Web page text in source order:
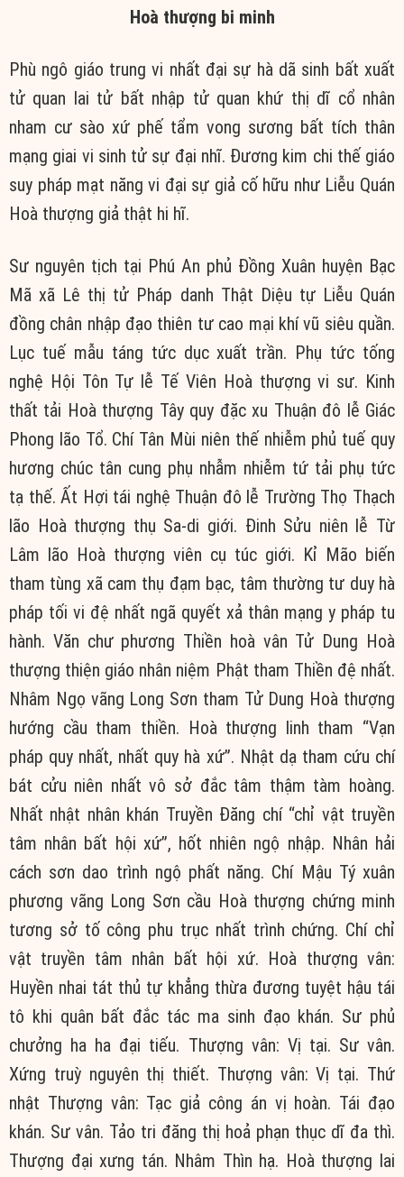
Hoà thượng bi minh
Phù ngô giáo trung vi nhất đại sự hà dã sinh bất xuất
tử quan lai tử bất nhập tử quan khứ thị dĩ cổ nhân
nham cư sào xứ phế tẩm vong sương bất tích thân
mạng giai vi sinh tử sự đại nhĩ. Đương kim chi thế giáo
suy pháp mạt năng vi đại sự giả cố hữu như Liễu Quán
Hoà thượng giả thật hi hĩ.
Sư nguyên tịch tại Phú An phủ Đồng Xuân huyện Bạc
Mã xã Lê thị tử Pháp danh Thật Diệu tự Liễu Quán
đồng chân nhập đạo thiên tư cao mại khí vũ siêu quần.
Lục tuế mẫu táng tức dục xuất trần. Phụ tức tống
nghệ Hội Tôn Tự lễ Tế Viên Hoà thượng vi sư. Kinh
thất tải Hoà thượng Tây quy đặc xu Thuận đô lễ Giác
Phong lão Tổ. Chí Tân Mùi niên thế nhiễm phủ tuế quy
hương chúc tân cung phụ nhẫm nhiễm tứ tải phụ tức
tạ thế. Ất Hợi tái nghệ Thuận đô lễ Trường Thọ Thạch
lão Hoà thượng thụ Sa-di giới. Đinh Sửu niên lễ Từ
Lâm lão Hoà thượng viên cụ túc giới. Kỉ Mão biến
tham tùng xã cam thụ đạm bạc, tâm thường tư duy hà
pháp tối vi đệ nhất ngã quyết xả thân mạng y pháp tu
hành. Văn chư phương Thiền hoà vân Tử Dung Hoà
thượng thiện giáo nhân niệm Phật tham Thiền đệ nhất.
Nhâm Ngọ vãng Long Sơn tham Tử Dung Hoà thượng
hướng cầu tham thiền. Hoà thượng linh tham “Vạn
pháp quy nhất, nhất quy hà xứ”. Nhật dạ tham cứu chí
bát cửu niên nhất vô sở đắc tâm thậm tàm hoàng.
Nhất nhật nhân khán Truyền Đăng chí “chỉ vật truyền
tâm nhân bất hội xứ”, hốt nhiên ngộ nhập. Nhân hải
cách sơn dao trình ngộ phất năng. Chí Mậu Tý xuân
phương vãng Long Sơn cầu Hoà thượng chứng minh
tương sở tố công phu trục nhất trình chứng. Chí chỉ
vật truyền tâm nhân bất hội xứ. Hoà thượng vân:
Huyền nhai tát thủ tự khẳng thừa đương tuyệt hậu tái
tô khi quân bất đắc tác ma sinh đạo khán. Sư phủ
chưởng ha ha đại tiếu. Thượng vân: Vị tại. Sư vân.
Xứng truỳ nguyên thị thiết. Thượng vân: Vị tại. Thứ
nhật Thượng vân: Tạc giả công án vị hoàn. Tái đạo
khán. Sư vân. Tảo tri đăng thị hoả phạn thục dĩ đa thì.
Thượng đại xưng tán. Nhâm Thìn hạ. Hoà thượng lai